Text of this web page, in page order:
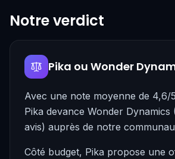
Notre verdict
Pika ou Wonder
Avec une note moyenne de 4,6/
Pika devance Wonder Dynamics
avis) auprès de notre
Côté budget, Pika propose une